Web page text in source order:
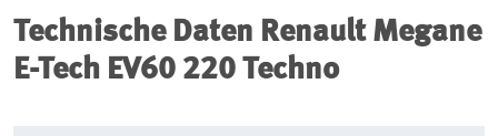
Technische Daten Renault Megane
E-Tech EV60 220 Techno